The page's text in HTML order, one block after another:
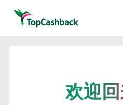
欢迎回